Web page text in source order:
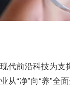
代前沿科技为
从“净”向“养”全